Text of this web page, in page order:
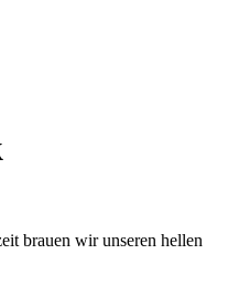
brauen wir unseren hellen